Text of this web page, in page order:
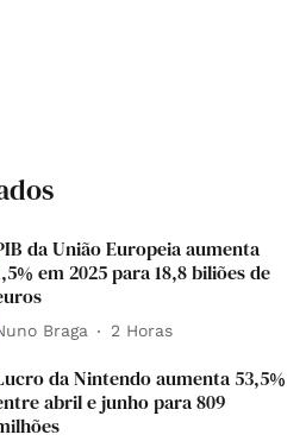
da União Europeia aumenta
em 2025 para 18,8 biliões de
Braga 2 Horas
da Nintendo aumenta 53,5%
abril e junho para 809